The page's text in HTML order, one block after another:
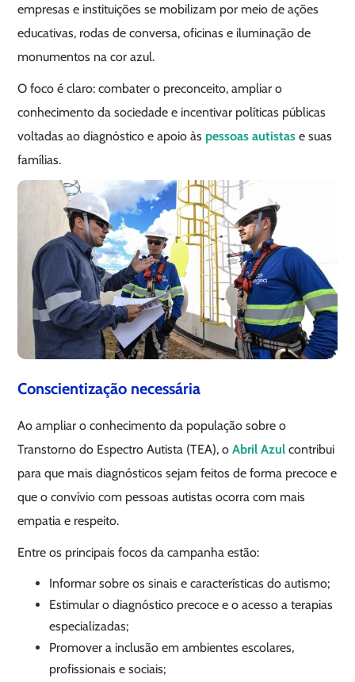
empresas e instituições se mobilizam por meio de ações
educativas, rodas de conversa, oficinas e iluminação de
monumentos na cor azul.
O foco é claro: combater o preconceito, ampliar o
conhecimento da sociedade e incentivar políticas públicas
voltadas ao diagnóstico e apoio às pessoas autistas e suas
famílias.
Conscientização necessária
Ao ampliar o conhecimento da população sobre o
Transtorno do Espectro Autista (TEA), oAbril Azul contribui
para que mais diagnósticos sejam feitos de forma precoce e
que o convívio com pessoas autistas ocorra com mais
empatia e respeito.
Entre os principais focos da campanha estão:
Informar sobre os sinais e características do autismo;
Estimular o diagnóstico precoce e o acesso a terapias
especializadas;
Promover a inclusão em ambientes escolares,
profissionais e sociais;